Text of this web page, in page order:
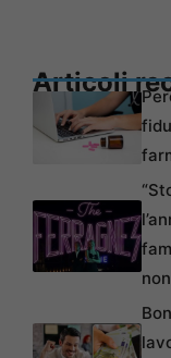
Articoli